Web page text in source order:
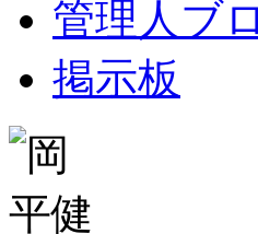
管理人ブ
掲示板